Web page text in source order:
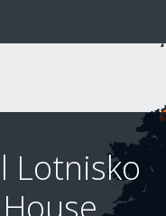
Lotnisko